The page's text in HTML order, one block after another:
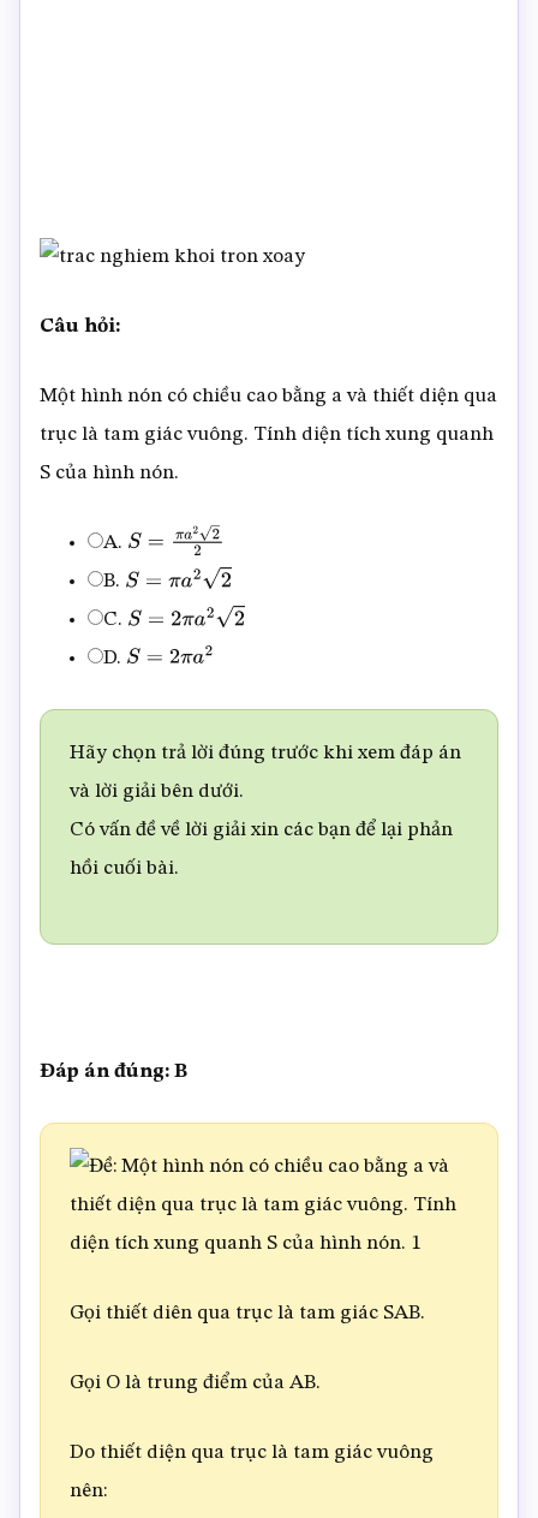
Câu hỏi:
Một hình nón có chiều cao bằng a và thiết diện qua
trục là tam giác vuông. Tính diện tích xung quanh
S của hình nón.
A. S=π
2
B. S=π a22
C. S=2πa22
D. S=2πa2
Hãy chọn trả lời đúng trước khi xem đáp án
và lời giải bên dưới.
Có vấn đề về lời giải xin các bạn để lại phản
hồi cuối bài.
Đáp án đúng: B
Gọi thiết diên qua trục là tam giác SAB.
Gọi O là trung điểm của AB.
Do thiết diện qua trục là tam giác vuông
nên: